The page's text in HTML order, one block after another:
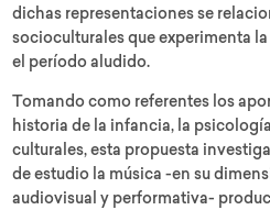
dichas representaciones se
socioculturales que experimenta
el período aludido.
Tomando como referentes los
historia de la infancia, la
culturales, esta propuesta
de estudio la música -en su
audiovisual y performativa-